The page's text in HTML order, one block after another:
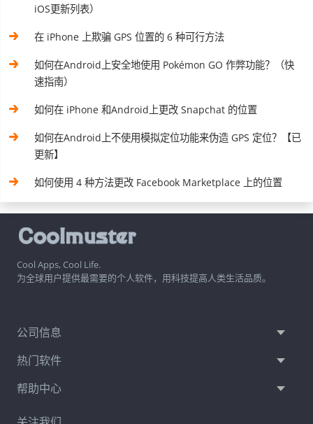
iOS更新列表）
在 iPhone 上欺骗 GPS 位置的 6 种可行方法
如何在Android上安全地使用 Pokémon GO 作弊功能？（快
速指南）
如何在 iPhone 和Android上更改 Snapchat 的位置
如何在Android上不使用模拟定位功能来伪造 GPS 定位？【已
更新】
如何使用 4 种方法更改 Facebook Marketplace 上的位置
Cool Apps, Cool Life.
为全球用户提供最需要的个人软件，用科技提高人类生活品质。
公司信息
热门软件
帮助中心